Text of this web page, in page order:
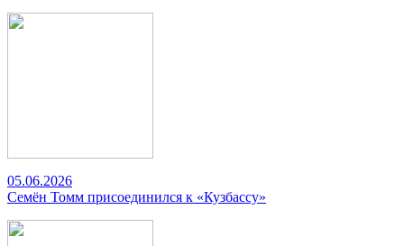
05.06.2026
Семён Томм присоединился к «Кузбассу»